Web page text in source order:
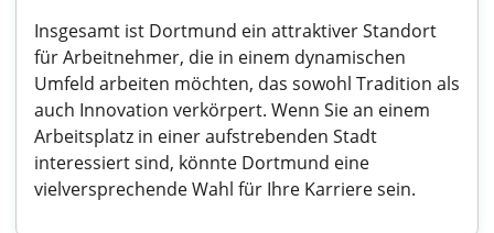
Insgesamt ist Dortmund ein attraktiver Standort
für Arbeitnehmer, die in einem dynamischen
Umfeld arbeiten möchten, das sowohl Tradition als
auch Innovation verkörpert. Wenn Sie an einem
Arbeitsplatz in einer aufstrebenden Stadt
interessiert sind, könnte Dortmund eine
vielversprechende Wahl für Ihre Karriere sein.